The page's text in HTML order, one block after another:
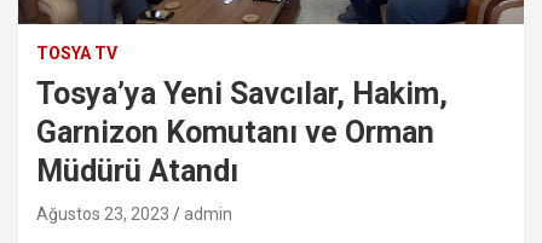
TOSYA TV
Tosya’ya Yeni Savcılar, Hakim,
Garnizon Komutanı ve Orman
Müdürü Atandı
Ağustos 23, 2023 admin